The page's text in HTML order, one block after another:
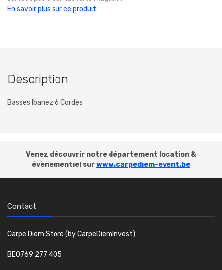
En savoir plus sur ce produit
Description
Basses Ibanez 6 Cordes
Venez découvrir notre département location &
évènementiel surwww.carpediem-event.be
Contact
Carpe Diem Store (by CarpeDiemInvest)
BE0769 277 405